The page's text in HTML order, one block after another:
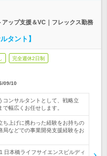
ップ支援＆VC｜フレックス勤務
タント】
完全週休2日制
09/10
コンサルタントとして、戦略立
幅広くお任せします。
ち上げに携わった経験をお持ちの
局などでの事業開発支援経験をお
日本橋ライフサイエンスビルディ